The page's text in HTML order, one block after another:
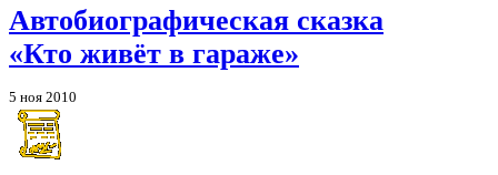
Автобиографическая сказка
«Кто живёт в гараже»
5 ноя 2010